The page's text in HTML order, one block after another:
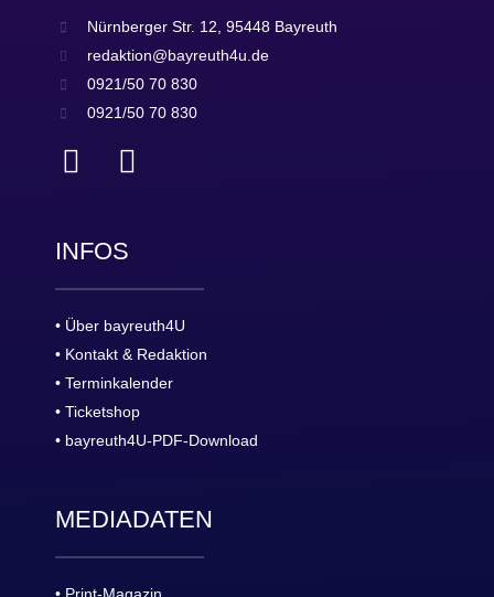
Nürnberger Str. 12, 95448 Bayreuth
redaktion@bayreuth4u.de
0921/50 70 830
0921/50 70 830
INFOS
• Über bayreuth4U
• Kontakt & Redaktion
• Terminkalender
• Ticketshop
• bayreuth4U-PDF-Download
MEDIADATEN